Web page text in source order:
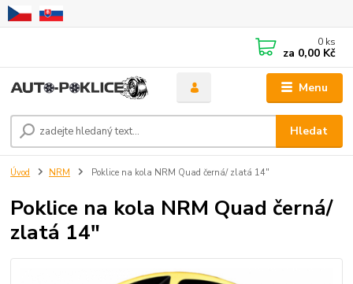
Menu
Hledat
0 ks
za 0,00 Kč
Úvod NRM Poklice na kola NRM Quad černá/ zlatá 14"
Poklice na kola NRM Quad černá/
zlatá 14"